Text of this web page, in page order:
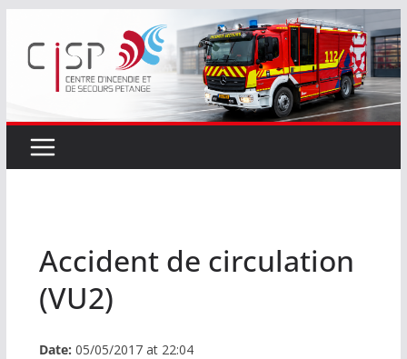
contenu
Accident de circulation
(VU2)
Date: 05/05/2017 at 22:04